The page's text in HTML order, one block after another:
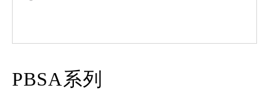
PBSA系列